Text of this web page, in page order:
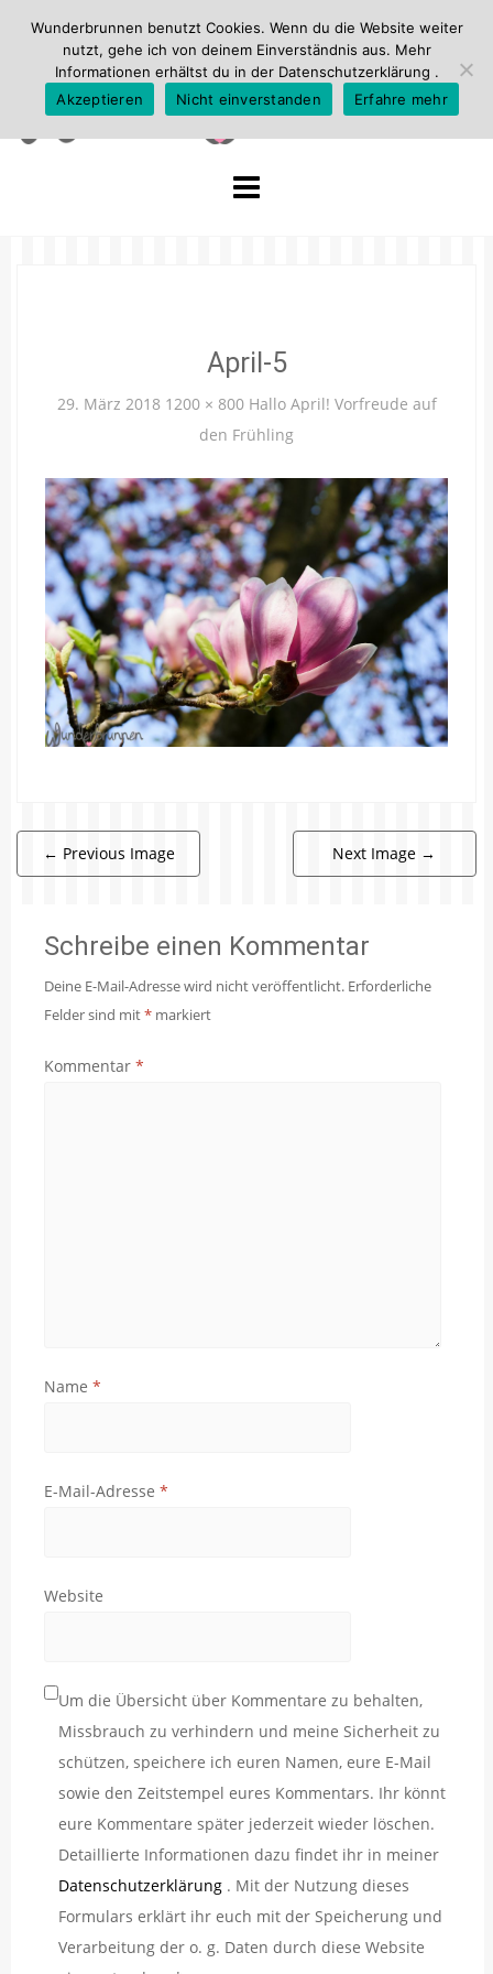
April-5
29. März 2018 1200 × 800 Hallo April! Vorfreude auf
den Frühling
← Previous Image Next Image →
Schreibe einen Kommentar
Deine E-Mail-Adresse wird nicht veröffentlicht. Erforderliche
Felder sind mit* markiert
Kommentar *
Name *
E-Mail-Adresse *
Website
Um die Übersicht über Kommentare zu behalten,
Missbrauch zu verhindern und meine Sicherheit zu
schützen, speichere ich euren Namen, eure E-Mail
sowie den Zeitstempel eures Kommentars. Ihr könnt
eure Kommentare später jederzeit wieder löschen.
Detaillierte Informationen dazu findet ihr in meiner
Datenschutzerklärung . Mit der Nutzung dieses
Formulars erklärt ihr euch mit der Speicherung und
Verarbeitung der o. g. Daten durch diese Website
Wunderbrunnen benutzt Cookies. Wenn du die Website weiter
nutzt, gehe ich von deinem Einverständnis aus. Mehr
Informationen erhältst du in der Datenschutzerklärung .
Akzeptieren
Nicht einverstanden Erfahre mehr